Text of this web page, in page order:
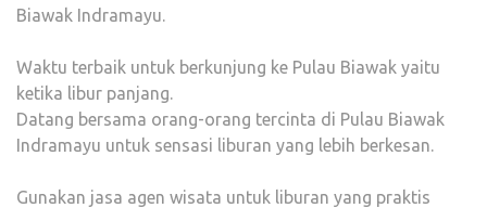
Biawak Indramayu.
Waktu terbaik untuk berkunjung ke Pulau Biawak yaitu
ketika libur panjang.
Datang bersama orang-orang tercinta di Pulau Biawak
Indramayu untuk sensasi liburan yang lebih berkesan.
Gunakan jasa agen wisata untuk liburan yang praktis